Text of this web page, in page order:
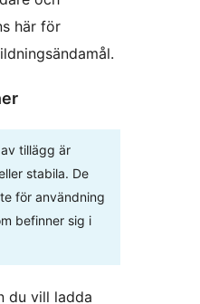
här för
tillägg är
stabila. De
för användning
befinner sig i
du vill ladda